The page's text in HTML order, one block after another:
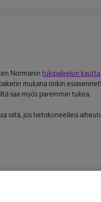
Normanin tukipalvelun kautta
mukana onkin
saa myös paremmin tukea.
siitä, jos tietokoneellesi